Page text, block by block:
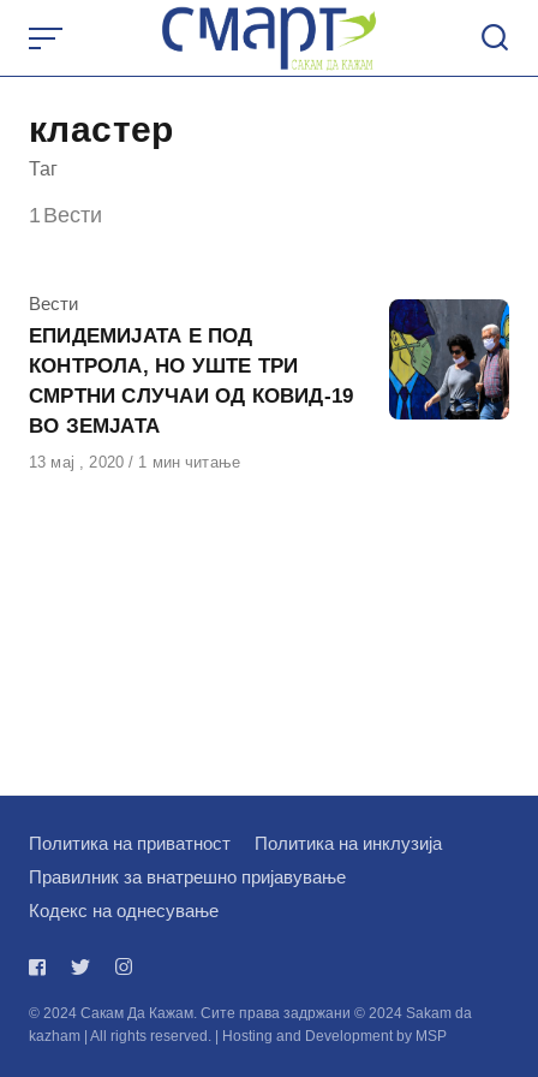
content
кластер
Таг
1 Вести
КАтегорија
Вести
ЕПИДЕМИЈАТА Е ПОД
КОНТРОЛА, НО УШТЕ ТРИ
СМРТНИ СЛУЧАИ ОД КОВИД-19
ВО ЗЕМЈАТА
Објавено
13 мај , 2020 1 мин читање
Политика на приватност
Политика на инклузија
Правилник за внатрешно пријавување
Кодекс на однесување
© 2024 Сакам Да Кажам. Сите права задржани © 2024 Sakam da
kazham | All rights reserved. | Hosting and Development by MSP